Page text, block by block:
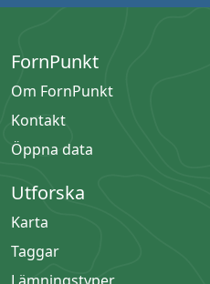
FornPunkt
Om FornPunkt
Kontakt
Öppna data
Utforska
Karta
Taggar